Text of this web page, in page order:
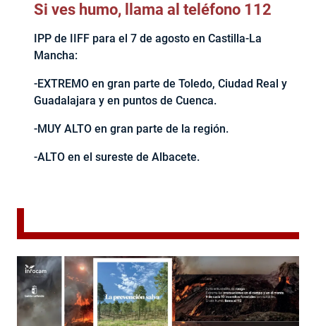
Si ves humo, llama al teléfono 112
IPP de IIFF para el 7 de agosto en Castilla-La
Mancha:
-EXTREMO en gran parte de Toledo, Ciudad Real y
Guadalajara y en puntos de Cuenca.
-MUY ALTO en gran parte de la región.
-ALTO en el sureste de Albacete.